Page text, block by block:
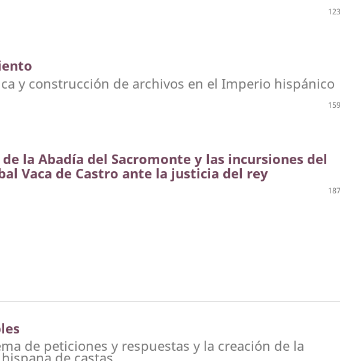
y construcción de archivos en el Imperio hispánico
la Abadía del Sacromonte y las incursiones del
Vaca de Castro ante la justicia del rey
de peticiones y respuestas y la creación de la